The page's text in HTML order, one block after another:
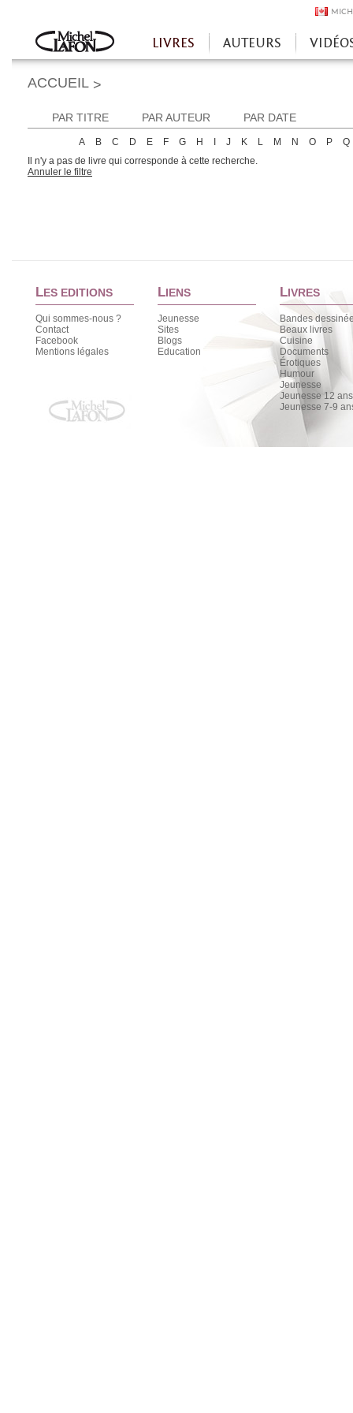
Accueil
LIVRES AUTEURS
ACCUEIL >
PAR TITRE PAR AUTEUR PAR DATE
A B C D E F G H J K L M N O P
Q
Il n'y a pas de livre qui corresponde à cette recherche.
Annuler le filtre
LES EDITIONS
Qui sommes-nous ?
Contact
Facebook
Mentions légales
LIENS
Jeunesse
Sites
Blogs
Education
LIVRES
Bandes
Beaux livres
Cuisine
Documents
Érotiques
Humour
Jeunesse
Jeunesse 12
Jeunesse 7-9